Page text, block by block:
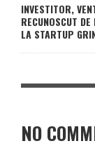
INVESTITOR,
RECUNOSCUT
LA STARTUP
NO